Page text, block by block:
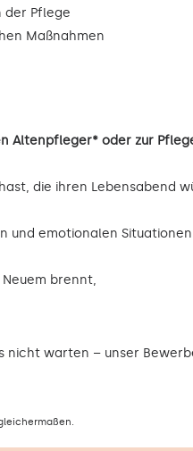
der Pflege
Maßnahmen
Altenpfleger* oder zur
die ihren Lebensabend
und emotionalen
brennt,
nicht warten – unser